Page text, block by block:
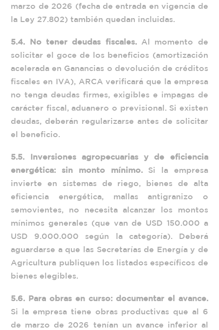
marzo de 2026 (fecha de entrada en vigencia de
la Ley 27.802) también quedan incluidas.
5.4. No tener deudas fiscales. Al momento de
solicitar el goce de los beneficios (amortización
acelerada en Ganancias o devolución de créditos
fiscales en IVA), ARCA verificará que la empresa
no tenga deudas firmes, exigibles e impagas de
carácter fiscal, aduanero o previsional. Si existen
deudas, deberán regularizarse antes de solicitar
el beneficio.
5.5. Inversiones agropecuarias y de eficiencia
energética: sin monto mínimo. Si la empresa
invierte en sistemas de riego, bienes de alta
eficiencia energética, mallas antigranizo o
semovientes, no necesita alcanzar los montos
mínimos generales (que van de USD 150.000 a
USD 9.000.000 según la categoría). Deberá
aguardarse a que las Secretarías de Energía y de
Agricultura publiquen los listados específicos de
bienes elegibles.
5.6. Para obras en curso: documentar el avance.
Si la empresa tiene obras productivas que al 6
de marzo de 2026 tenían un avance inferior al